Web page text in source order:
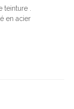
.
en acier